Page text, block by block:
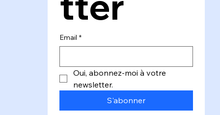
tter
Oui, abonnez-moi à votre
newsletter.